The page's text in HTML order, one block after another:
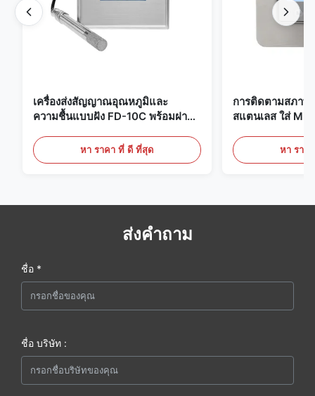
เครื่องส่งสัญญาณอุณหภูมิและ
ความชื้นแบบฝัง FD-10C พร้อมฝา
เลสสตีล 316Lหา ราคา ที่ ดี ที่สุด
การติดตามสภาพ
สแตนเลส ใส่
ทางการแพทย์ / ค
หา ราค
ส่งคำถาม
ชื่อ *
ชื่อ บริษัท :